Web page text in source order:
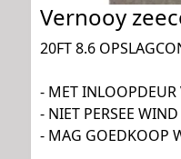
Vernooy
20FT 8.6
- MET INLOOPDEUR
- NIET PERSEE
- MAG GOEDKOOP